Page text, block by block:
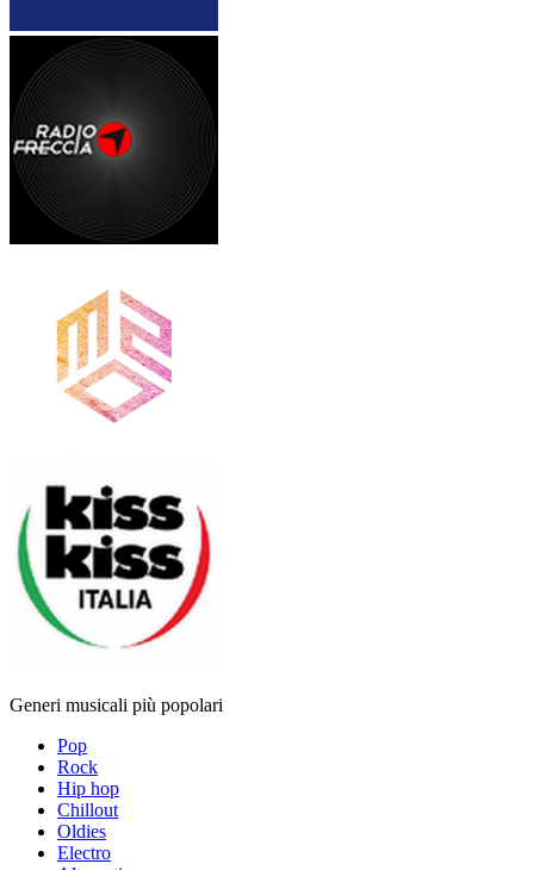
Generi musicali più popolari
Pop
Rock
Hip hop
Chillout
Oldies
Electro